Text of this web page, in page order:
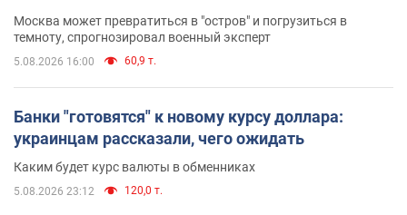
Москва может превратиться в "остров" и погрузиться в
темноту, спрогнозировал военный эксперт
5.08.2026 16:00 60,9 т.
Банки "готовятся" к новому курсу доллара:
украинцам рассказали, чего ожидать
Каким будет курс валюты в обменниках
5.08.2026 23:12 120,0 т.